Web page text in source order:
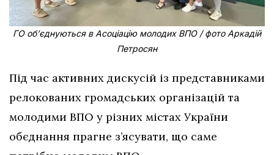
ГО об’єднуються в Асоціацію молодих ВПО / фото Аркадій
Петросян
Під час активних дискусій із представниками
релокованих громадських організацій та
молодими ВПО у різних містах України
обєднання прагне з’ясувати, що саме